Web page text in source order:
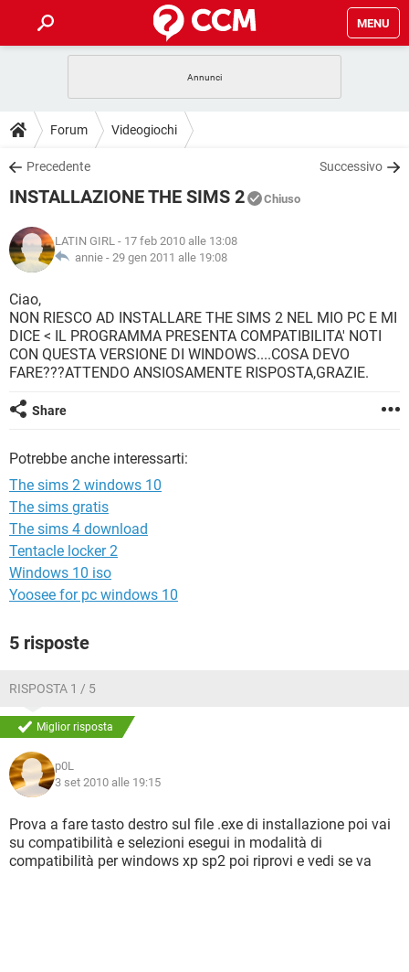
MENU
INTRATTENIMENTO
iOS
INSTAGRAM WHATSAPP
TIKTOK
HARDWARE
GUIDE
COVID-19
INSTAGRAM WHATSAPP
TIKTOK
HARDWARE
DOWNLOAD
COVID-19 GAMING
INTRATTENIMENTO
iOS WINDOWS 10
INSTAGRAM
TIKTOK FACEBOOK
HARDWARE
COVID-19 GAMING
INTRATTENIMENTO
iOS
INSTAGRAM WHATSAPP
TIKTOK FACEBOOK
HARDWARE
GLOSSARIO
COVID-19
INTRATTENIMENTO ANDROID
iOS WINDOWS 10
TIKTOK
Forum Videogiochi
Precedente Successivo
INSTALLAZIONE THE SIMS 2 Chiuso
LATIN GIRL - 17 feb 2010 alle 13:08
annie - 29 gen 2011 alle 19:08
Ciao,
NON RIESCO AD INSTALLARE THE SIMS 2 NEL MIO PC E MI
DICE < IL PROGRAMMA PRESENTA COMPATIBILITA' NOTI
CON QUESTA VERSIONE DI WINDOWS....COSA DEVO
FARE???ATTENDO ANSIOSAMENTE RISPOSTA,GRAZIE.
Share
Potrebbe anche interessarti:
The sims 2 windows 10
The sims gratis
The sims 4 download
Tentacle locker 2
Windows 10 iso
Yoosee for pc windows 10
5 risposte
RISPOSTA 1 / 5
Miglior risposta
p0L
3 set 2010 alle 19:15
Prova a fare tasto destro sul file .exe di installazione poi vai
su compatibilità e selezioni esegui in modalità di
compatibilità per windows xp sp2 poi riprovi e vedi se va